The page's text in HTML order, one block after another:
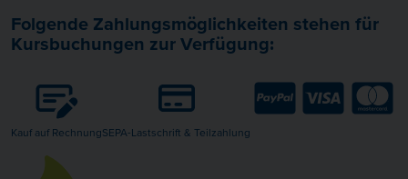
Folgende Zahlungsmöglichkeiten stehen für
Kursbuchungen zur Verfügung:
Kauf auf RechnungSEPA-Lastschrift & Teilzahlung